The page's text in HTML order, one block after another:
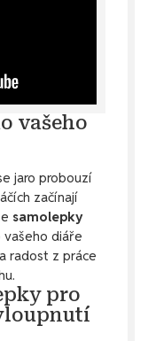
vašeho
jaro probouzí
začínají
samolepky
diáře
radost z práce
pro